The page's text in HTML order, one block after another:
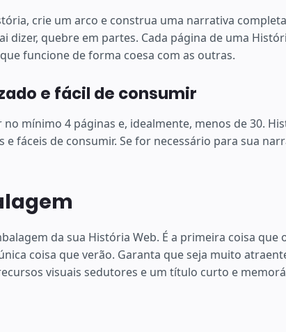
crie um arco e construa uma narrativa
dizer, quebre em partes. Cada página de uma
funcione de forma coesa com as outras.
e fácil de consumir
no mínimo 4 páginas e, idealmente, menos de 30.
e fáceis de consumir. Se for necessário para sua
da sua História Web. É a primeira coisa que
coisa que verão. Garanta que seja muito
visuais sedutores e um título curto e